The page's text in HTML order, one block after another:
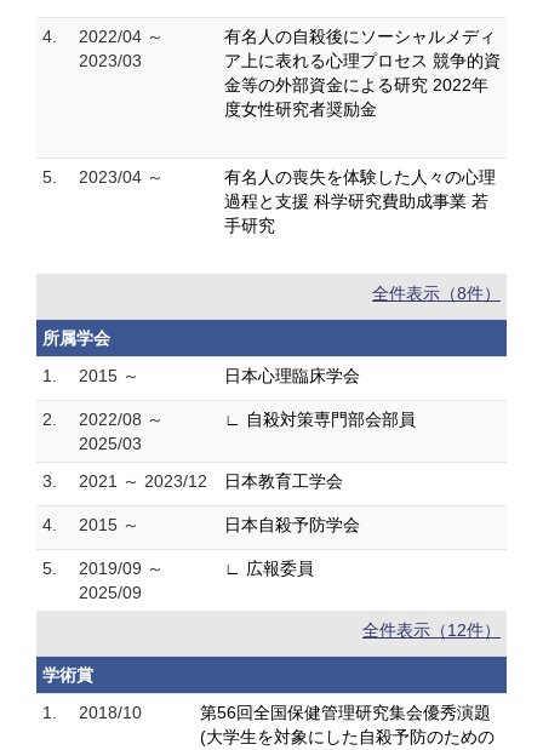
4.
2022/04 ～
2023/03
有名人の自殺後にソーシャルメディ
ア上に表れる心理プロセス 競争的資
金等の外部資金による研究 2022年
度女性研究者奨励金
5. 2023/04 ～
有名人の喪失を体験した人々の心理
過程と支援 科学研究費助成事業 若
手研究
全件表示（8件）
所属学会
1.
2015 ～ 日本心理臨床学会
2.
2022/08 ～
2025/03
∟ 自殺対策専門部会部員
3. 2021 ～ 2023/12 日本教育工学会
4. 2015 ～ 日本自殺予防学会
5.
2019/09 ～
2025/09
∟ 広報委員
全件表示（12件）
学術賞
1.
2018/10
第56回全国保健管理研究集会優秀演題
(大学生を対象にした自殺予防のための